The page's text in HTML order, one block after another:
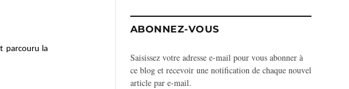
parcouru la
ABONNEZ-VOUS
Saisissez votre adresse e-mail pour vous abonner à
ce blog et recevoir une notification de chaque nouvel
article par e-mail.